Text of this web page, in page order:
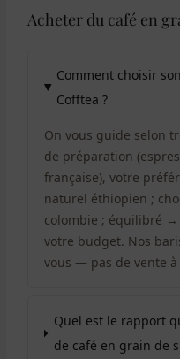
Acheter du café en
Comment choisir
Cofftea ?
On vous guide selon
de préparation
française), votre
naturel éthiopien ;
colombie ; équilibré
votre budget. Nos
vous — pas de vente à
Quel est le rapport
de café en grain de